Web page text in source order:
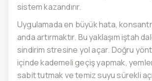
sistem kazandırır.
Uygulamada en büyük hata,
anda artırmaktır. Bu yaklaşım iştah
sindirim stresine yol açar. Doğru
içinde kademeli geçiş yapmak,
sabit tutmak ve temiz suyu sürekli